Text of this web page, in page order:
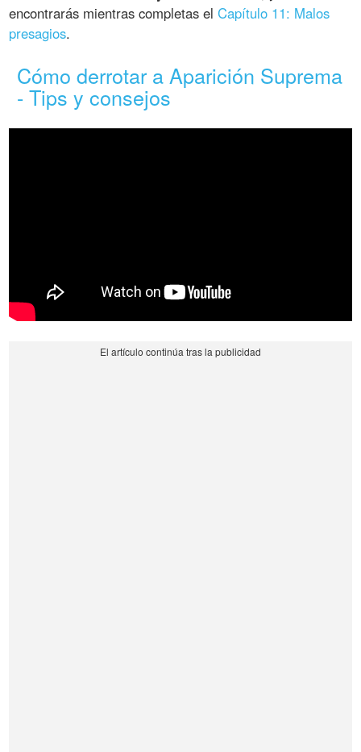
encontrarás mientras completas elCapítulo 11: Malos
presagios.
Cómo derrotar a Aparición Suprema
- Tips y consejos